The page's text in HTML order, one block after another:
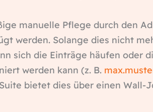
manuelle Pflege durch den
werden. Solange dies nicht
sich die Einträge häufen oder
werden kann (z. B. max.m
bietet dies über einen